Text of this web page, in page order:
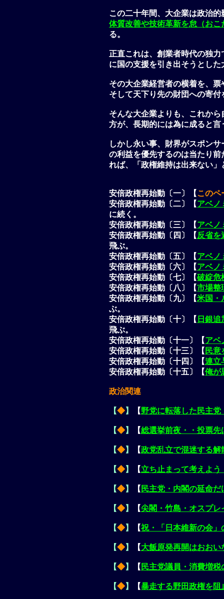
この二十年間、大企業は政治
体質改善や技術革新を怠（おこ
る。
正直これは、創業者時代の独
に国の支援を引き出そうとし
その大企業経営者の横着を、
そして天下り先の財団への寄
そんな大企業よりも、これか
方が、長期的には為に成ると言
しかし永い事、財界がスポン
の利益を優先するのは当たり
れば、「政権維持は出来ない」
安倍政権再始動〔一〕【このペ
安倍政権再始動〔二〕【アベノ
に続く。
安倍政権再始動〔三〕【アベノ
安倍政権再始動〔四〕【 反省を
飛ぶ。
安倍政権再始動〔五〕【アベノ
安倍政権再始動〔六〕【アベノ
安倍政権再始動〔七〕【破綻危
安倍政権再始動〔八〕【市場整
安倍政権再始動〔九〕【米国・
ぶ。
安倍政権再始動〔十〕【 日銀
飛ぶ。
安倍政権再始動〔十一〕【アベ
安倍政権再始動〔十三〕【 民意
安倍政権再始動〔十四〕【連立
安倍政権再始動〔十五〕【俺が
政治関連
【◆】 【野党に転落した民主党
【◆】 【総選挙前夜・・投票先
【◆】 【政党乱立で混迷する
【◆】 【立ち止まって考えよ
【◆】 【 民主党・内閣の延命だ
【◆】 【尖閣・竹島・オスプ
【◆】 【祝・「日本維新の会」
【◆】 【大飯原発再開はおおい
【◆】 【 民主党議員・消費増
【◆】 【暴走する野田政権を阻